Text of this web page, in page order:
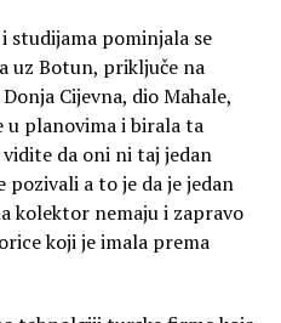
studijama pominjala se
uz Botun, priključe na
Cijevna, dio Mahale,
u planovima i birala ta
da oni ni taj jedan
a to je da je jedan
kolektor nemaju i zapravo
koji je imala prema